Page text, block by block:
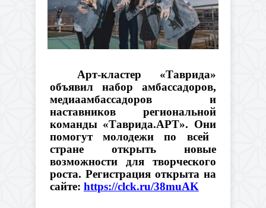
Арт-кластер «Таврида»
объявил набор амбассадоров,
медиаамбассадоров и
наставников региональной
команды «Таврида.АРТ». Они
помогут молодежи по всей
стране открыть новые
возможности для творческого
роста. Регистрация открыта на
сайте: https://clck.ru/38muAK